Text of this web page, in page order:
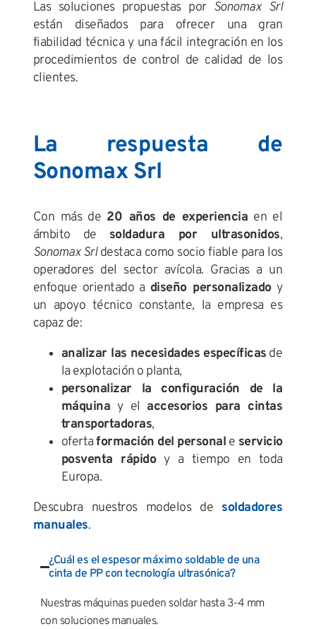
Las soluciones propuestas por Sonomax Srl
están diseñados para ofrecer una gran
fiabilidad técnica y una fácil integración en los
procedimientos de control de calidad de los
clientes.
La respuesta de
Sonomax Srl
Con más de 20 años de experiencia en el
ámbito de soldadura por ultrasonidos,
Sonomax Srldestaca como socio fiable para los
operadores del sector avícola. Gracias a un
enfoque orientado a diseño personalizadoy
un apoyo técnico constante, la empresa es
capaz de:
analizar las necesidades específicas de
la explotación o planta,
personalizar la configuración de la
máquina y el accesorios para cintas
transportadoras,
ofertaformación del personal e servicio
posventa rápidoy a tiempo en toda
Europa.
Descubra nuestros modelos de soldadores
manuales.
¿Cuál es el espesor máximo soldable de una
cinta de PP con tecnología ultrasónica?
Nuestras máquinas pueden soldar hasta 3-4 mm
con soluciones manuales.